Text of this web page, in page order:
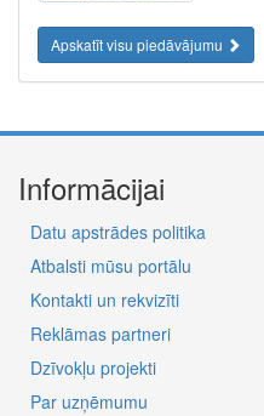
Apskatīt visu piedāvājumu
Informācijai
Datu apstrādes politika
Atbalsti mūsu portālu
Kontakti un rekvizīti
Reklāmas partneri
Dzīvokļu projekti
Par uzņēmumu